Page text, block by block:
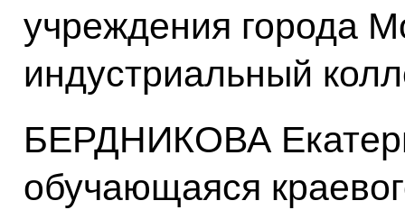
учреждения города
индустриальный
БЕРДНИКОВА
обучающаяся